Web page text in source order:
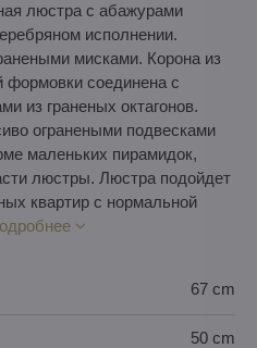
люстра с абажурами
исполнении.
мисками. Корона из
формовки соединена с
из граненых октагонов.
огранеными подвесками
маленьких пирамидок,
люстры. Люстра подойдет
квартир с нормальной
67 cm
50 cm